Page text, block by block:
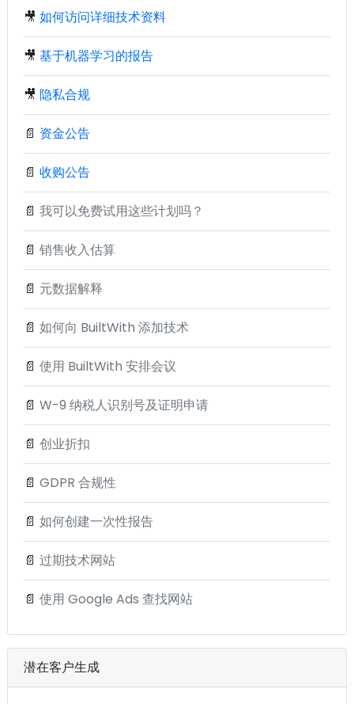
🎥 如何访问详细技术资料
🎥 基于机器学习的报告
🎥 隐私合规
📄 资金公告
📄 收购公告
📄 我可以免费试用这些计划吗？
📄 销售收入估算
📄 元数据解释
📄 如何向 BuiltWith 添加技术
📄 使用 BuiltWith 安排会议
📄 W-9 纳税人识别号及证明申请
📄 创业折扣
📄 GDPR 合规性
📄 如何创建一次性报告
📄 过期技术网站
📄 使用 Google Ads 查找网站
潜在客户生成